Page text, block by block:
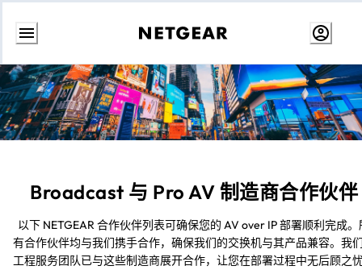
跳
转
至
内
容
Broadcast 与 Pro AV 制造商合作伙伴
以下 NETGEAR 合作伙伴列表可确保您的 AV over IP 部署顺利完成。
有合作伙伴均与我们携手合作，确保我们的交换机与其产品兼容。我
工程服务团队已与这些制造商展开合作，让您在部署过程中无后顾之